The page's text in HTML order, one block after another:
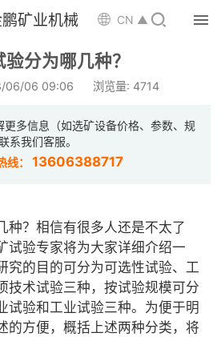
矿业机械 CN ▲ 
分为哪几种？
06/06 09:06 浏览量: 4714
多信息（如选矿设备价格、参数、规
系我们客服。
线：13606388717
？相信有很多人还是不太了
试验专家将为大家详细介绍一
究的目的可分为可选性试验、工
技术试验三种，按试验规模可分
试验和工业试验三种。为便于明
的方便，概括上述两种分类，将

 选矿设备
 配件耗材

 案例中心
 服务体系
 新闻中心